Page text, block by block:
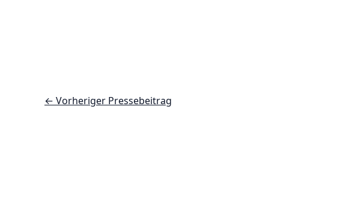
← Vorheriger Pressebeitrag